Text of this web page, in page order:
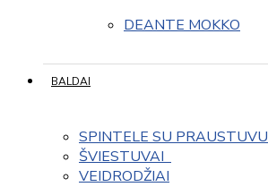
DEANTE MOKKO
BALDAI
SPINTELE SU PRAUSTUVU
ŠVIESTUVAI
VEIDRODŽIAI